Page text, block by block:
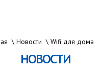
НОВОСТИ
\ Новости \ Wifi для дома